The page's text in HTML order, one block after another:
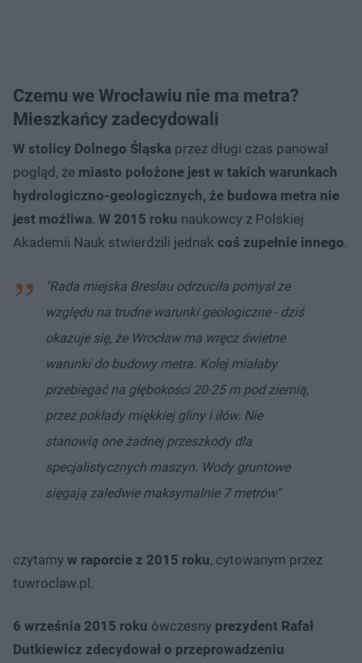
Czemu we Wrocławiu nie ma metra?
Mieszkańcy zadecydowali
W stolicy Dolnego Śląska przez długi czas panował
pogląd, że miasto położone jest w takich warunkach
hydrologiczno-geologicznych, że budowa metra nie
jest możliwa. W 2015 roku naukowcy z Polskiej
Akademii Nauk stwierdzili jednak coś zupełnie innego.
"Rada miejska Breslau odrzuciła pomysł ze
względu na trudne warunki geologiczne - dziś
okazuje się, że Wrocław ma wręcz świetne
warunki do budowy metra. Kolej miałaby
przebiegać na głębokości 20-25 m pod ziemią,
przez pokłady miękkiej gliny i iłów. Nie
stanowią one żadnej przeszkody dla
specjalistycznych maszyn. Wody gruntowe
sięgają zaledwie maksymalnie 7 metrów"
czytamy w raporcie z 2015 roku, cytowanym przez
tuwroclaw.pl.
6 września 2015 roku ówczesny prezydent Rafał
Dutkiewicz zdecydował o przeprowadzeniu